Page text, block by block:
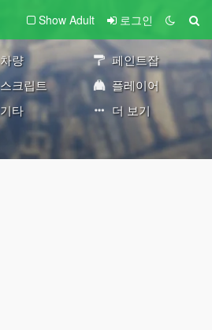
Show Adult 로그인
차량
페인트잡
스크립트
플레이어
기타 더 보기